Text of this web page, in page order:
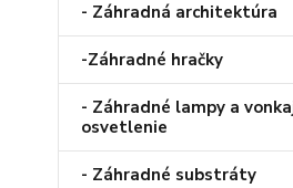
- Záhradná architektúra
-Záhradné hračky
- Záhradné lampy a
osvetlenie
- Záhradné substráty